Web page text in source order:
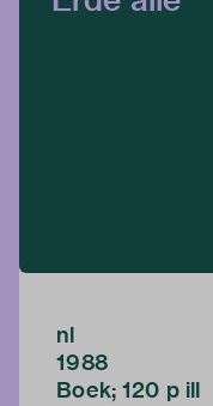
nl
1988
Boek; 120 p ill